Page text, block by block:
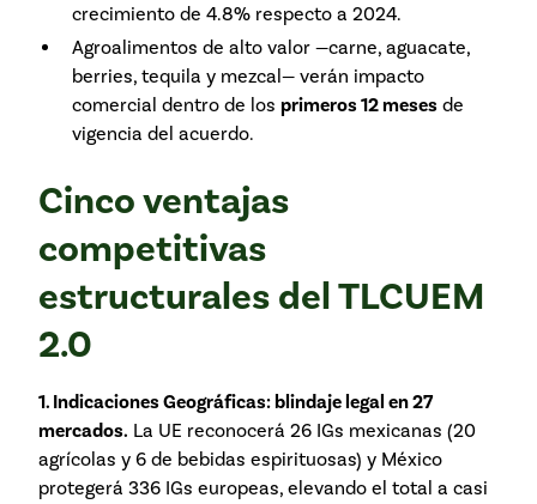
crecimiento de 4.8% respecto a 2024.
Agroalimentos de alto valor —carne, aguacate,
berries, tequila y mezcal— verán impacto
comercial dentro de los primeros 12 meses de
vigencia del acuerdo.
Cinco ventajas
competitivas
estructurales del TLCUEM
2.0
1. Indicaciones Geográficas: blindaje legal en 27
mercados. La UE reconocerá 26 IGs mexicanas (20
agrícolas y 6 de bebidas espirituosas) y México
protegerá 336 IGs europeas, elevando el total a casi